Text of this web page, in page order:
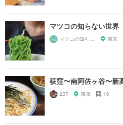
マツコの知らない世界
東京
荻窪〜南阿佐ヶ谷〜新
237 東京 18